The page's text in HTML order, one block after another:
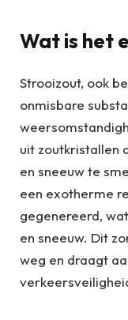
Wat is het
Strooizout, ook
onmisbare
uit zoutkristallen
en sneeuw te
een exotherme
gegenereerd,
en sneeuw. Dit
weg en draagt